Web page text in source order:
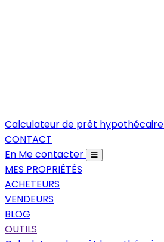
Calculateur de prêt hypothécaire
CONTACT
En Me contacter
MES PROPRIÉTÉS
ACHETEURS
VENDEURS
BLOG
OUTILS